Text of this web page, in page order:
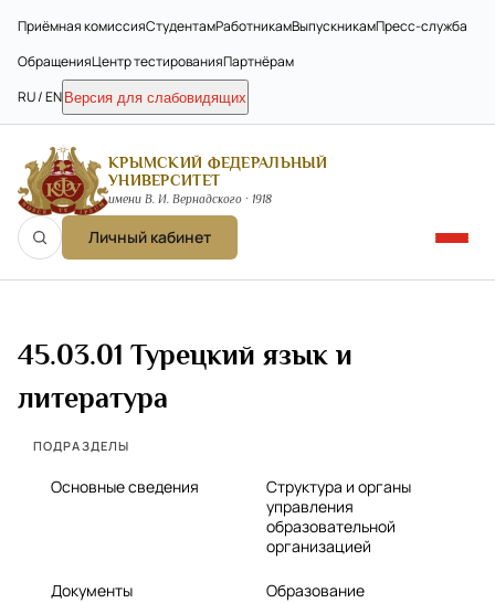
Приёмная комиссияСтудентамРаботникамВыпускникамПресс-служба
ОбращенияЦентр тестированияПартнёрам
RU / EN Версия для слабовидящих
КРЫМСКИЙ ФЕДЕРАЛЬНЫЙ
УНИВЕРСИТЕТ
имени В. И. Вернадского · 1918
Личный кабинет
45.03.01 Турецкий язык и
литература
ПОДРАЗДЕЛЫ
Основные сведения
Структура и органы
управления
образовательной
организацией
Документы Образование